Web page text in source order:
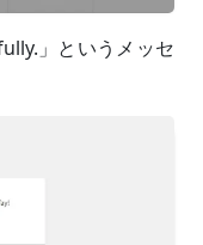
」というメッセ